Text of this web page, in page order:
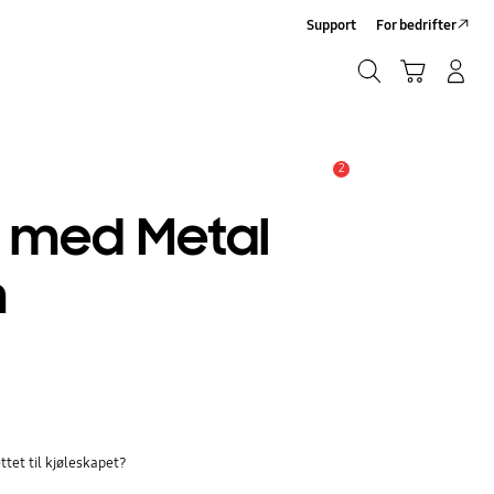
Support For bedrifter
2
med Metal
til kjøleskapet?